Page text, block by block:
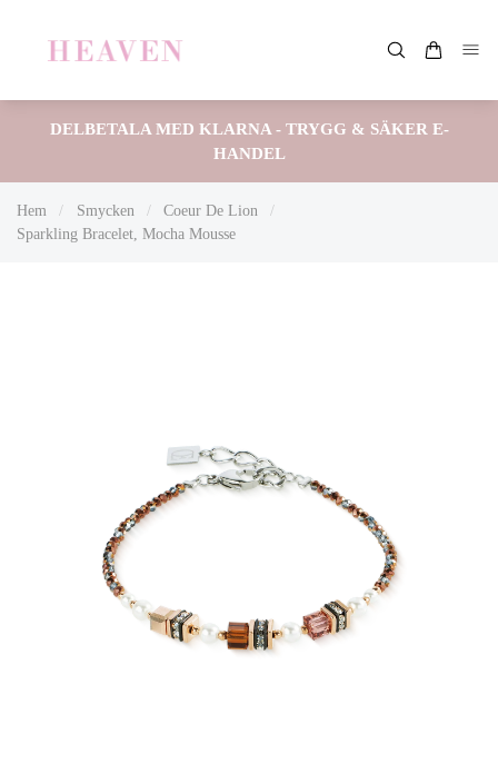
DELBETALA MED KLARNA - TRYGG & SÄKER E-
HANDEL
Hem / Smycken / Coeur De Lion
/
Sparkling Bracelet, Mocha Mousse